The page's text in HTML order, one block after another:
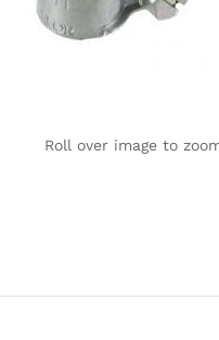
Roll over image to